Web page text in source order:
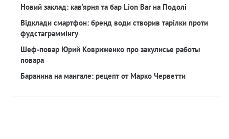
Новий заклад: кав‘ярня та бар Lion Bar на Подолі
Відклади смартфон: бренд води створив тарілки проти
фудстаграммінгу
Шеф-повар Юрий Ковриженко про закулисье работы
повара
Баранина на мангале: рецепт от Марко Черветти